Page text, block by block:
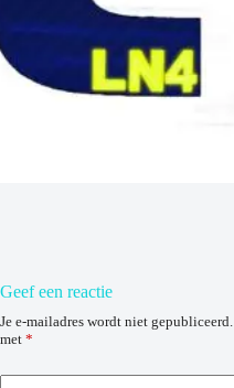
Geef een reactie
Je e-mailadres wordt niet gepubliceerd.
met *